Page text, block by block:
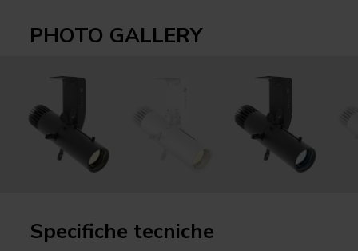
PHOTO GALLERY
Specifiche tecniche